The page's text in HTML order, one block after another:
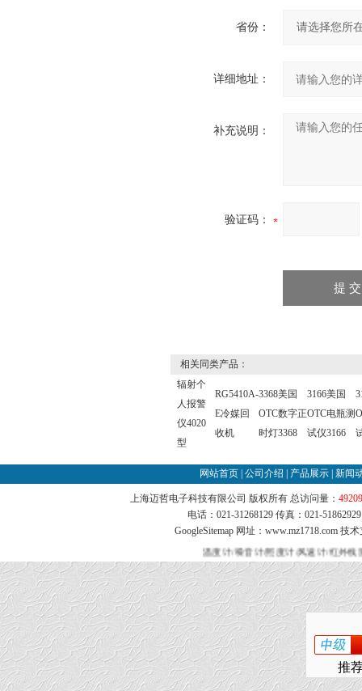
省份：
详细地址：
补充说明：
验证码：
相关同类产品：
辐射个
人报警
仪4020
型
RG5410A-
E冷媒回
收机
3368美国
OTC数字正
时灯3368
3166美国
OTC电瓶测
试仪3166
网站首页 公司介绍 产品展示 新闻
上海迈哲电子科技有限公司 版权所有 总访问量：
电话：021-31268129 传真：021-
GoogleSitemap网址：www.mz1718.com 技
温度计/噪音计/照度计/风速计/红外
推